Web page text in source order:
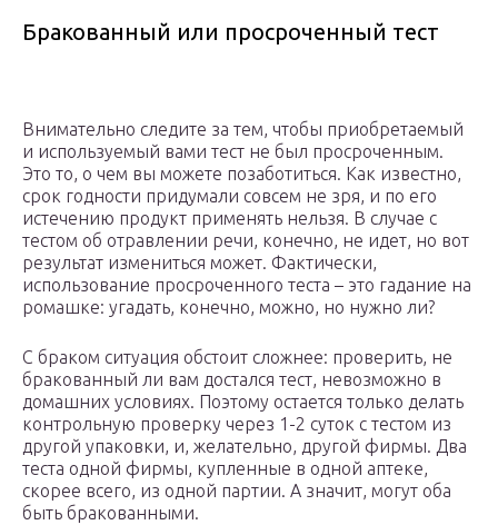
Бракованный или просроченный тест
Внимательно следите за тем, чтобы приобретаемый
и используемый вами тест не был просроченным.
Это то, о чем вы можете позаботиться. Как известно,
срок годности придумали совсем не зря, и по его
истечению продукт применять нельзя. В случае с
тестом об отравлении речи, конечно, не идет, но вот
результат измениться может. Фактически,
использование просроченного теста – это гадание на
ромашке: угадать, конечно, можно, но нужно ли?
С браком ситуация обстоит сложнее: проверить, не
бракованный ли вам достался тест, невозможно в
домашних условиях. Поэтому остается только делать
контрольную проверку через 1-2 суток с тестом из
другой упаковки, и, желательно, другой фирмы. Два
теста одной фирмы, купленные в одной аптеке,
скорее всего, из одной партии. А значит, могут оба
быть бракованными.